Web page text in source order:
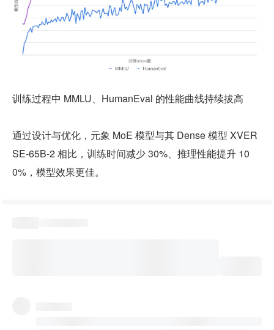
训练过程中 MMLU、HumanEval 的性能曲线持续拔高
通过设计与优化，元象 MoE 模型与其 Dense 模型 XVER
SE-65B-2 相比，训练时间减少 30%、推理性能提升 10
0%，模型效果更佳。